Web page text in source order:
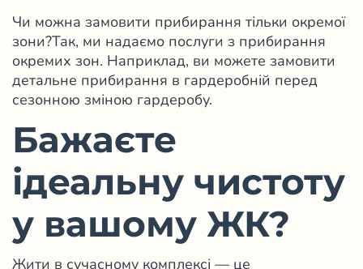
Чи можна замовити прибирання тільки окремої
зони?Так, ми надаємо послуги з прибирання
окремих зон. Наприклад, ви можете замовити
детальне прибирання в гардеробній перед
сезонною зміною гардеробу.
Бажаєте
ідеальну чистоту
у вашому ЖК?
Жити в сучасному комплексі — це